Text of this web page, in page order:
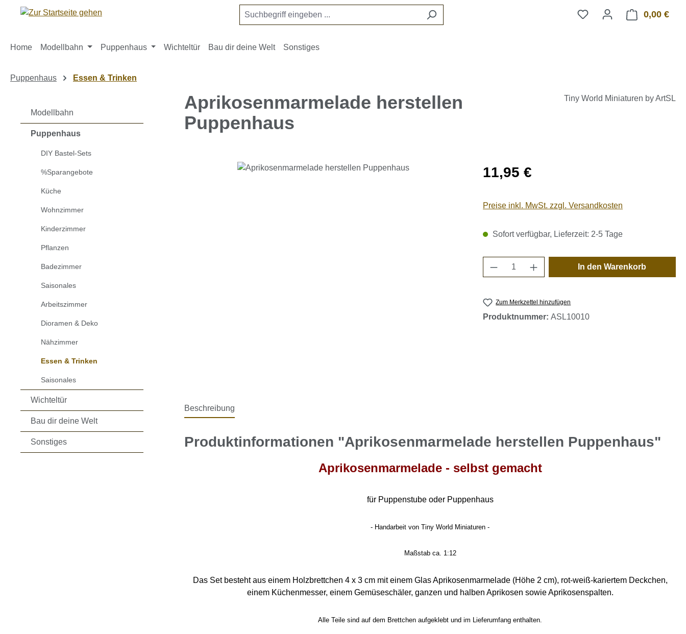
Hauptinhalt springen
Zur Suche springen
Zur Hauptnavigation springen 0,00 €
Home Modellbahn Puppenhaus Wichteltür Bau dir deine Welt Sonstiges
Puppenhaus Essen & Trinken
Modellbahn
Puppenhaus
DIY Bastel-Sets
%Sparangebote
Küche
Wohnzimmer
Kinderzimmer
Pflanzen
Badezimmer
Saisonales
Arbeitszimmer
Dioramen & Deko
Nähzimmer
Essen & Trinken
Saisonales
Wichteltür
Bau dir deine Welt
Sonstiges
Aprikosenmarmelade herstellen
Puppenhaus
Tiny World Miniaturen by ArtSL
Bildergalerie überspringen Regulärer Preis:
11,95 €
Preise inkl. MwSt. zzgl. Versandkosten
Sofort verfügbar, Lieferzeit: 2-5 Tage
Produkt Anzahl: Gib den
In den Warenkorb
Zum Merkzettel hinzufügen
Produktnummer:ASL10010
Beschreibung
Produktinformationen "Aprikosenmarmelade herstellen Puppenhaus"
Aprikosenmarmelade - selbst gemacht
für Puppenstube oder Puppenhaus
- Handarbeit von Tiny World Miniaturen -
Maßstab ca. 1:12
Das Set besteht aus einem Holzbrettchen 4 x 3 cm mit einem Glas Aprikosenmarmelade (Höhe 2 cm), rot-weiß-kariertem Deckchen,
einem Küchenmesser, einem Gemüseschäler, ganzen und halben Aprikosen sowie Aprikosenspalten.
Alle Teile sind auf dem Brettchen aufgeklebt und im Lieferumfang enthalten.